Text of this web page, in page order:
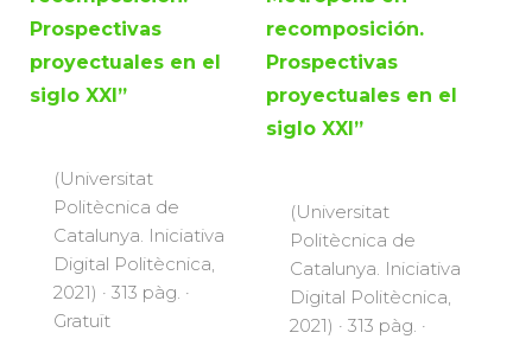
Prospectivas
proyectuales en el
siglo XXI”
(Universitat
Politècnica de
Catalunya. Iniciativa
Digital Politècnica,
2021) · 313 pàg. ·
Gratuït
recomposición.
Prospectivas
proyectuales en el
siglo XXI”
(Universitat
Politècnica de
Catalunya. Iniciativa
Digital Politècnica,
2021) · 313 pàg. ·